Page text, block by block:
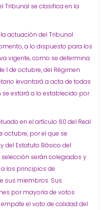
Tribunal se clasifica en la
actuación del Tribunal
a lo dispuesto para los
vigente, como se determina
1 de octubre, del Régimen
levantará a acta de todas
estará a lo establecido por
en el artículo 60 del Real
octubre, por el que se
del Estatuto Básico del
serán colegiados y
los principios de
sus miembros. Sus
por mayoría de votos
el voto de calidad del